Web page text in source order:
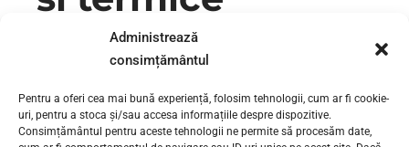
Administrează
consimțământul
Pentru a oferi cea mai bună experiență, folosim tehnologii, cum ar fi cookie-
uri, pentru a stoca și/sau accesa informațiile despre dispozitive.
Consimțământul pentru aceste tehnologii ne permite să procesăm date,
Reparatii instalatii sanitare si termice – URGENTE Reparatii
instalatii sanitare si termice. Bine ati venit. Va asteptam pe
Suntem rapizi si foarte buni in ceea ce facem. Si facem asta
de peste 15 ani. In toata aceasta perioada am instalat mii